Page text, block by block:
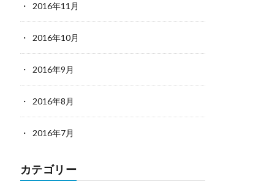
2016年11月
2016年10月
2016年9月
2016年8月
2016年7月
カテゴリー